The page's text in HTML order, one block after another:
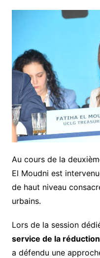
Au cours de la
El Moudni est
de haut niveau
urbains.
Lors de la session
service de la
a défendu une